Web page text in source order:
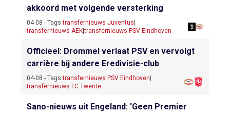
akkoord met volgende versterking
04-08 - Tags:transfernieuws Juventus
transfernieuws AEK|transfernieuws PSV Eindhoven
Officieel: Drommel verlaat PSV en vervolgt
carrière bij andere Eredivisie-club
04-08 - Tags:transfernieuws PSV Eindhoven
transfernieuws FC Twente
Sano-nieuws uit Engeland: 'Geen Premier